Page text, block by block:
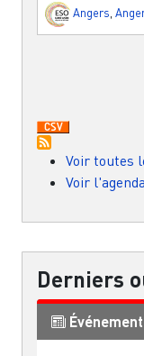
Angers,
Voir toutes
Voir
Derniers
Événement